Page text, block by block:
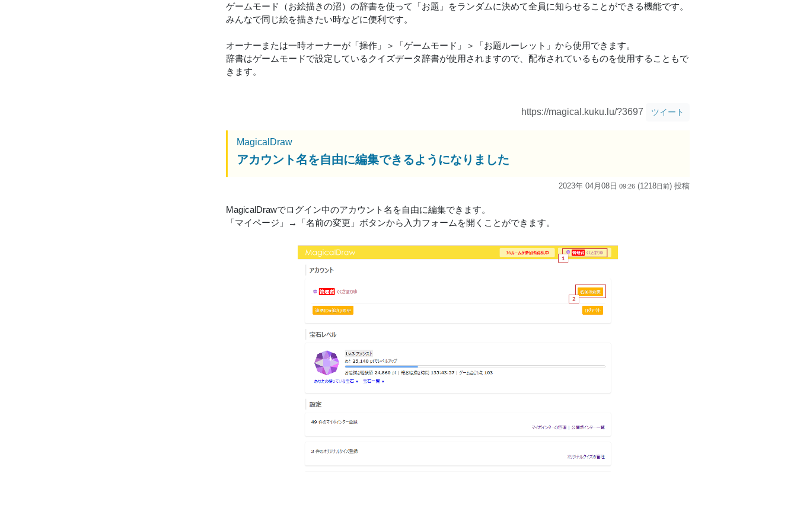
ゲームモード（お絵描きの沼）の辞書を使って「お題」をランダムに決めて全員に知らせることができる機能です。
みんなで同じ絵を描きたい時などに便利です。
オーナーまたは一時オーナーが「操作」＞「ゲームモード」＞「お題ルーレット」から使用できます。
辞書はゲームモードで設定しているクイズデータ辞書が使用されますので、配布されているものを使用することもで
きます。
https://magical.kuku.lu/?3697 ツイート
MagicalDraw
アカウント名を自由に編集できるようになりました
2023年 04月08日 09:26 (1218日前) 投稿
MagicalDrawでログイン中のアカウント名を自由に編集できます。
「マイページ」→「名前の変更」ボタンから入力フォームを開くことができます。